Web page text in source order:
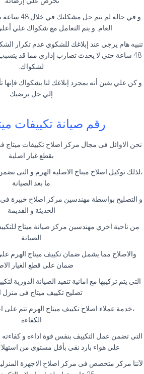
و في حاله لم
العام. و يتم التعامل مع شكواك علي
تنبيه هام يرجي عند إبلاغك للشكوي عدم تكرار
48 ساعة حتي لا يحدث تضارب إداري مما قد
لشكواك.
و كن علي يقين أنه بمجرد إبلاغك لنا بشكواك فإنها
إلي حل يرضيك
رقم صيانة تكييفات
نحن الاوائل فى مجال مركز اصلاح تكييفات ميتاج
بقطع غيار اصلية
،لذلك توكيل اصلاح ميتاج الاصلية الهرم و التى
ما بعد الصيانة
و التصليح بواسطة مهندسين مركز اصلاح خبيرة فى
الحديثة و القديمة
من ناحية اخري مهندسين مركز صيانة ميتاج
الصيانة
والاصلاح مما يشمل ضمان تكييف ميتاج الهرم
ضمان على قطع الغيار
التى يتم تركيبها مع امانية تنفيذ الصيانة الدورية
تصليح تكييف ميتاج فى منزل
،خدمة عملاء اصلاح تكييف ميتاج الهرم تتم
الكفاءة
التى تضمن عمل التكييف بنفس قوة اداءه و
على هواء بارد نقى بأقل مستوى من
لآننا مركز متخصص فى مركز اصلاح الاجهزة